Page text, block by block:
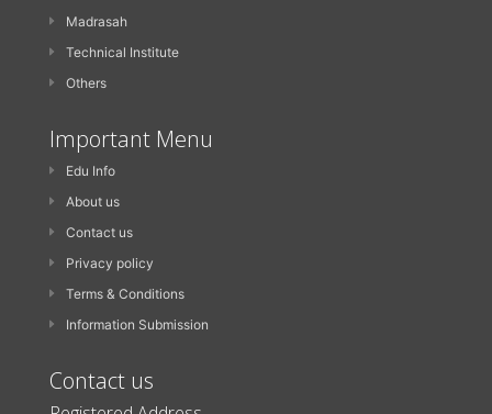
Madrasah
Technical Institute
Others
Important Menu
Edu Info
About us
Contact us
Privacy policy
Terms & Conditions
Information Submission
Contact us